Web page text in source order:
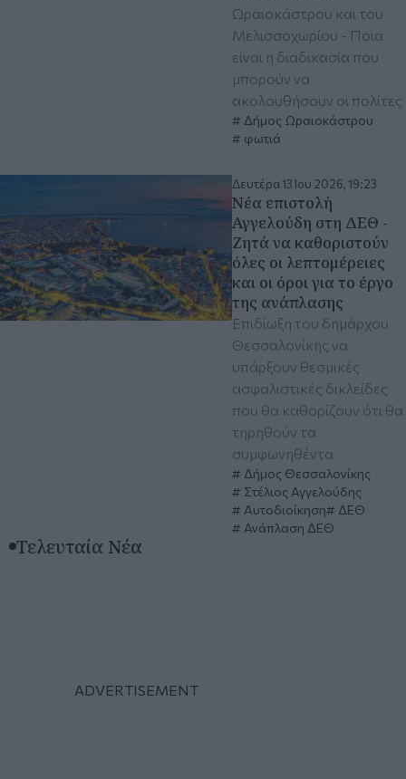
Ωραιοκάστρου και του
Μελισσοχωρίου - Ποια
είναι η διαδικασία που
μπορούν να
ακολουθήσουν οι πολίτες
Δήμος Ωραιοκάστρου
φωτιά
Δευτέρα 13 Ιου 2026, 19:23
Νέα επιστολή
Αγγελούδη στη ΔΕΘ -
Ζητά να καθοριστούν
όλες οι λεπτομέρειες
και οι όροι για το έργο
της ανάπλασης
Επιδίωξη του δημάρχου
Θεσσαλονίκης να
υπάρξουν θεσμικές
ασφαλιστικές δικλείδες
που θα καθορίζουν ότι θα
τηρηθούν τα
συμφωνηθέντα
Δήμος Θεσσαλονίκης
Στέλιος Αγγελούδης
Αυτοδιοίκηση
ΔΕΘ
Ανάπλαση ΔΕΘ
Τελευταία Νέα